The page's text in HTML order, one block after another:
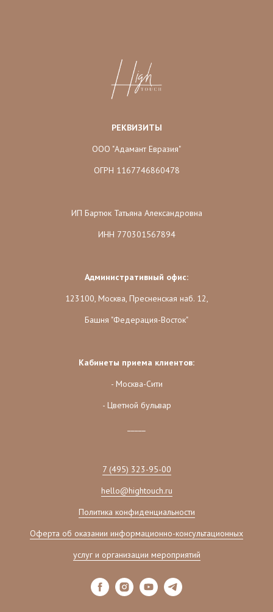
РЕКВИЗИТЫ
ООО "Адамант Евразия"
ОГРН 1167746860478
ИП Бартюк Татьяна Александровна
ИНН 770301567894
Административный офис:
123100, Москва, Пресненская наб. 12,
Башня "Федерация-Восток"
Кабинеты приема клиентов:
- Москва-Сити
- Цветной бульвар
7 (495) 323-95-00
hello@hightouch.ru
Политика конфиденциальности
Оферта об оказании информационно-консультационных
услуг и организации мероприятий